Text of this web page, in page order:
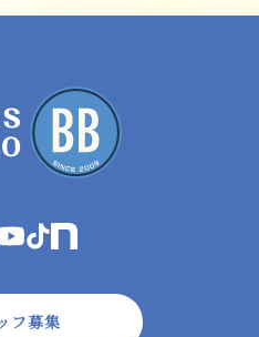
フ募集